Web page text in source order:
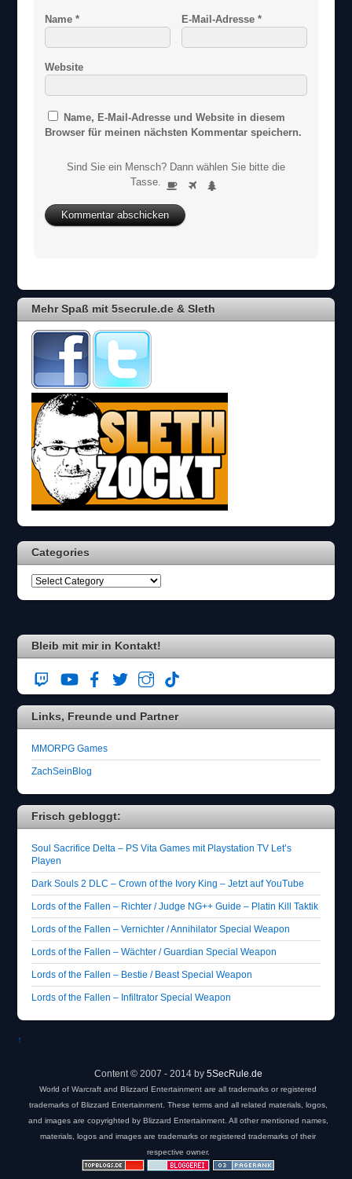
Name* E-Mail-Adresse *
Website
Name, E-Mail-Adresse und Website in diesem
Browser für meinen nächsten Kommentar speichern.
Sind Sie ein Mensch? Dann wählen Sie bitte die
Tasse.
n
d
i
n
c
h
?
D
a
n
n
w
ä
h
l
n
S
i
t
d
i
e
a
s
e
Mehr Spaß mit 5secrule.de & Sleth
Categories
Bleib mit mir in Kontakt!
Links, Freunde und Partner
MMORPG Games
ZachSeinBlog
Frisch gebloggt:
Soul Sacrifice Delta – PS Vita Games mit Playstation TV Let’s
Playen
Dark Souls 2 DLC – Crown of the Ivory King – Jetzt auf YouTube
Lords of the Fallen – Richter / Judge NG++ Guide – Platin Kill Taktik
Lords of the Fallen – Vernichter / Annihilator Special Weapon
Lords of the Fallen – Wächter / Guardian Special Weapon
Lords of the Fallen – Bestie / Beast Special Weapon
Lords of the Fallen – Infiltrator Special Weapon
↑
Content © 2007 - 2014 by 5SecRule.de
World of Warcraft and Blizzard Entertainment are all trademarks or registered
trademarks of Blizzard Entertainment. These terms and all related materials, logos,
and images are copyrighted by Blizzard Entertainment. All other mentioned names,
materials, logos and images are trademarks or registered trademarks of their
respective owner.